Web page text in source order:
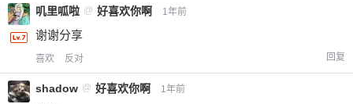
叽里呱啦 @ 好喜欢你啊 1年前
谢谢分享
喜欢 反对 回复
shadow @ 好喜欢你啊 1年前